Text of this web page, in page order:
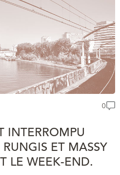
0
INTERROMPU
ET MASSY
LE WEEK-END.